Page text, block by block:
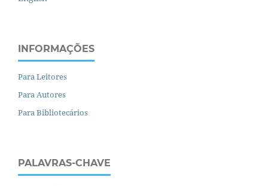
INFORMAÇÕES
Para Leitores
Para Autores
Para Bibliotecários
PALAVRAS-CHAVE